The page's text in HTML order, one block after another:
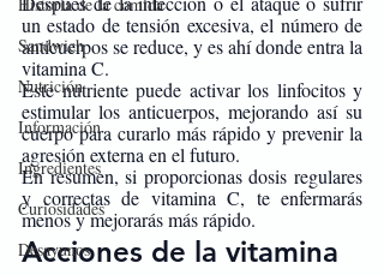
Sandwich
Nutrición
Información
Ingredientes
Curiosidades
Desayunos
un estado de tensión excesiva, el número de
anticuerpos se reduce, y es ahí donde entra la
vitamina C.
Este nutriente puede activar los linfocitos y
estimular los anticuerpos, mejorando así su
cuerpo para curarlo más rápido y prevenir la
agresión externa en el futuro.
En resumen, si proporcionas dosis regulares
y correctas de vitamina C, te enfermarás
menos y mejorarás más rápido.
Acciones de la vitamina